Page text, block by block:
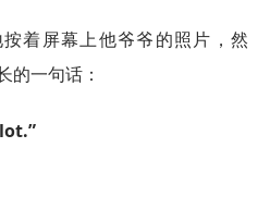
着屏幕上他爷爷的照片，然
的一句话：